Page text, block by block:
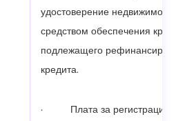
удостоверение
средством обеспечения
подлежащего
кредита.
· Плата за регистрацию